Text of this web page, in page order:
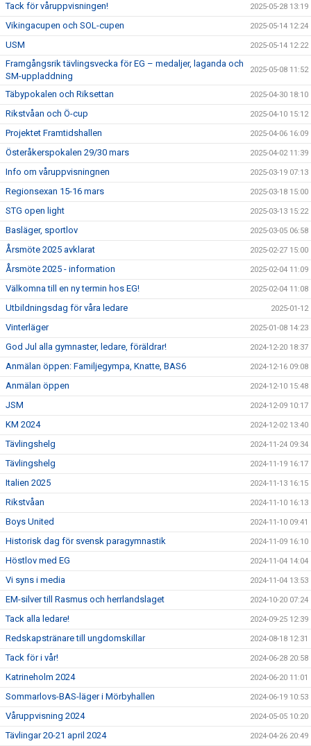
Tack för våruppvisningen! 2025-05-28 13:19
Vikingacupen och SOL-cupen 2025-05-14 12:24
USM 2025-05-14 12:22
Framgångsrik tävlingsvecka för EG – medaljer, laganda och
SM-uppladdning
2025-05-08 11:52
Täbypokalen och Riksettan 2025-04-30 18:10
Rikstvåan och Ö-cup 2025-04-10 15:12
Projektet Framtidshallen 2025-04-06 16:09
Österåkerspokalen 29/30 mars 2025-04-02 11:39
Info om våruppvisningnen 2025-03-19 07:13
Regionsexan 15-16 mars 2025-03-18 15:00
STG open light 2025-03-13 15:22
Basläger, sportlov 2025-03-05 06:58
Årsmöte 2025 avklarat 2025-02-27 15:00
Årsmöte 2025 - information 2025-02-04 11:09
Välkomna till en ny termin hos EG! 2025-02-04 11:08
Utbildningsdag för våra ledare 2025-01-12
Vinterläger 2025-01-08 14:23
God Jul alla gymnaster, ledare, föräldrar! 2024-12-20 18:37
Anmälan öppen: Familjegympa, Knatte, BAS6 2024-12-16 09:08
Anmälan öppen 2024-12-10 15:48
JSM 2024-12-09 10:17
KM 2024 2024-12-02 13:40
Tävlingshelg 2024-11-24 09:34
Tävlingshelg 2024-11-19 16:17
Italien 2025 2024-11-13 16:15
Rikstvåan 2024-11-10 16:13
Boys United 2024-11-10 09:41
Historisk dag för svensk paragymnastik 2024-11-09 16:10
Höstlov med EG 2024-11-04 14:04
Vi syns i media 2024-11-04 13:53
EM-silver till Rasmus och herrlandslaget 2024-10-20 07:24
Tack alla ledare! 2024-09-25 12:39
Redskapstränare till ungdomskillar 2024-08-18 12:31
Tack för i vår! 2024-06-28 20:58
Katrineholm 2024 2024-06-20 11:01
Sommarlovs-BAS-läger i Mörbyhallen 2024-06-19 10:53
Våruppvisning 2024 2024-05-05 10:20
Tävlingar 20-21 april 2024 2024-04-26 20:49